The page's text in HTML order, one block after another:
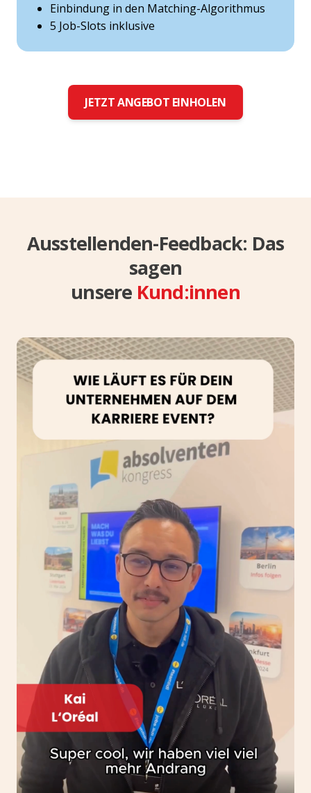
Einbindung in den Matching-Algorithmus
5 Job-Slots inklusive
JETZT ANGEBOT EINHOLEN
Ausstellenden-Feedback: Das
sagen
unsere Kund:innen